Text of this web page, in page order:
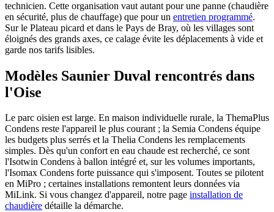
technicien. Cette organisation vaut autant pour une panne (chaudière
en sécurité, plus de chauffage) que pour un entretien programmé.
Sur le Plateau picard et dans le Pays de Bray, où les villages sont
éloignés des grands axes, ce calage évite les déplacements à vide et
garde nos tarifs lisibles.
Modèles Saunier Duval rencontrés dans
l'Oise
Le parc oisien est large. En maison individuelle rurale, la ThemaPlus
Condens reste l'appareil le plus courant ; la Semia Condens équipe
les budgets plus serrés et la Thelia Condens les remplacements
simples. Dès qu'un confort en eau chaude est recherché, ce sont
l'Isotwin Condens à ballon intégré et, sur les volumes importants,
l'Isomax Condens forte puissance qui s'imposent. Toutes se pilotent
en MiPro ; certaines installations remontent leurs données via
MiLink. Si vous changez d'appareil, notre page installation de
chaudière détaille la démarche.